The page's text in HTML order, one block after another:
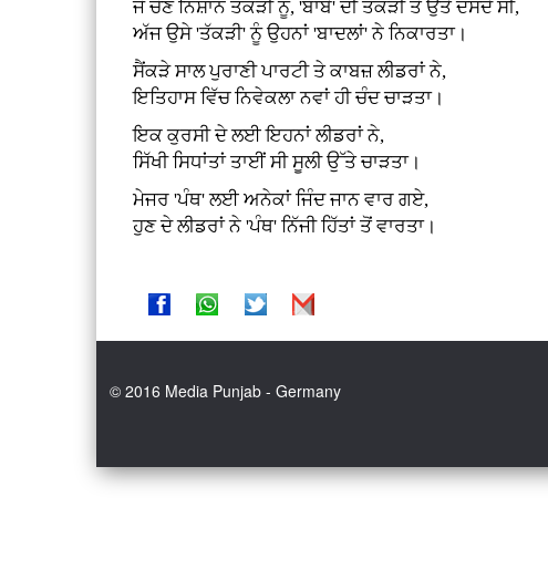
ਜੋ ਚੋਣ ਨਿਸ਼ਾਨ ਤੱਕੜੀ ਨੂੰ, 'ਬਾਬੇ' ਦੀ ਤੱਕੜੀ ਤੋਂ ਉਤੇ ਦਸਦੇ ਸੀ,
ਅੱਜ ਉਸੇ 'ਤੱਕੜੀ' ਨੂੰ ਉਹਨਾਂ 'ਬਾਦਲਾਂ' ਨੇ ਨਿਕਾਰਤਾ।
ਸੈਂਕੜੇ ਸਾਲ ਪੁਰਾਣੀ ਪਾਰਟੀ ਤੇ ਕਾਬਜ਼ ਲੀਡਰਾਂ ਨੇ,
ਇਤਿਹਾਸ ਵਿੱਚ ਨਿਵੇਕਲਾ ਨਵਾਂ ਹੀ ਚੰਦ ਚਾੜਤਾ।
ਇਕ ਕੁਰਸੀ ਦੇ ਲਈ ਇਹਨਾਂ ਲੀਡਰਾਂ ਨੇ,
ਸਿੱਖੀ ਸਿਧਾਂਤਾਂ ਤਾਈਂ ਸੀ ਸੂਲੀ ਉੱਤੇ ਚਾੜਤਾ।
ਮੇਜਰ 'ਪੰਥ' ਲਈ ਅਨੇਕਾਂ ਜਿੰਦ ਜਾਨ ਵਾਰ ਗਏ,
ਹੁਣ ਦੇ ਲੀਡਰਾਂ ਨੇ 'ਪੰਥ' ਨਿੱਜੀ ਹਿੱਤਾਂ ਤੋਂ ਵਾਰਤਾ।
© 2016 Media Punjab - Germany